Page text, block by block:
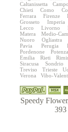
Caltanissetta
Chieti
Como
Ferrara
Firenze
Grosseto
Imperia
Lecco
Livorno
Matera
Medio-
Nuoro
Ogliastra
Pavia
Perugia
Pordenone
Potenza
Emilia
Rieti
Siracusa
Sondrio
Treviso
Trieste
Verona
Vibo-
Speedy
393